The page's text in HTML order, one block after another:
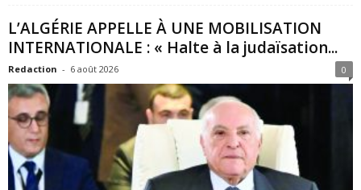
L’ALGÉRIE APPELLE À UNE MOBILISATION
INTERNATIONALE : « Halte à la judaïsation...
Redaction - 6 août 2026 0